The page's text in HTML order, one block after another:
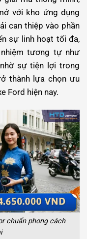
với kho ứng dụng
can thiệp vào phần
sự linh hoạt tối đa,
tương tự như
sự tiện lợi trong
thành lựa chọn ưu
Ford hiện nay.
chuẩn phong cách